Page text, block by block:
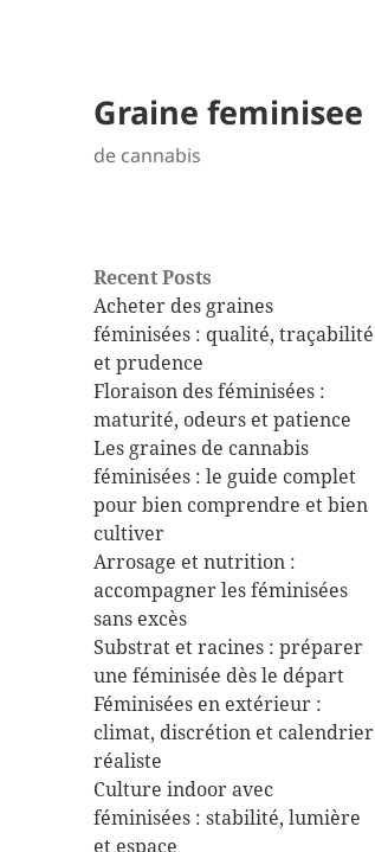
Graine feminisee
de cannabis
Recent Posts
Acheter des graines
féminisées : qualité, traçabilité
et prudence
Floraison des féminisées :
maturité, odeurs et patience
Les graines de cannabis
féminisées : le guide complet
pour bien comprendre et bien
cultiver
Arrosage et nutrition :
accompagner les féminisées
sans excès
Substrat et racines : préparer
une féminisée dès le départ
Féminisées en extérieur :
climat, discrétion et calendrier
réaliste
Culture indoor avec
féminisées : stabilité, lumière
et espace